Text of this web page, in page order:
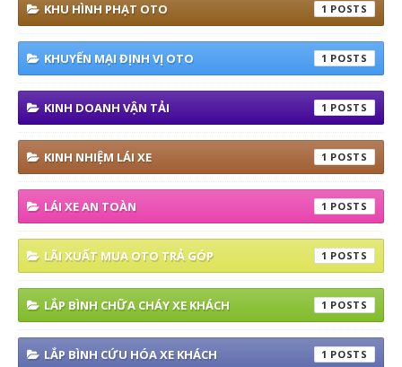
KHU HÌNH PHẠT OTO 1
KHUYẾN MẠI ĐỊNH VỊ OTO 1
KINH DOANH VẬN TẢI 1
KINH NHIỆM LÁI XE 1
LÁI XE AN TOÀN 1
LÃI XUẤT MUA OTO TRẢ GÓP 1
LẮP BÌNH CHỮA CHÁY XE KHÁCH 1
LẮP BÌNH CỨU HÓA XE KHÁCH 1